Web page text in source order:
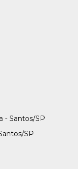
- Santos/SP
SP